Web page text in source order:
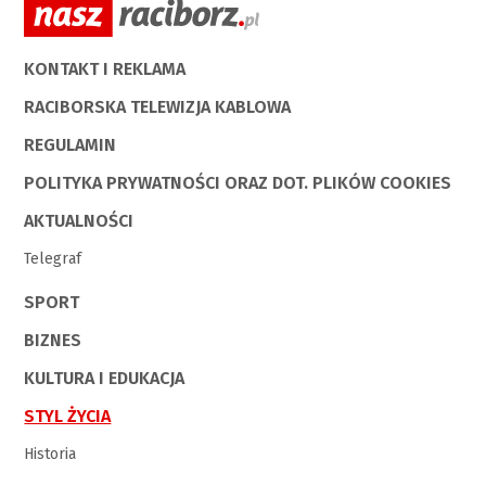
KONTAKT I REKLAMA
RACIBORSKA TELEWIZJA KABLOWA
REGULAMIN
POLITYKA PRYWATNOŚCI ORAZ DOT. PLIKÓW COOKIES
AKTUALNOŚCI
Telegraf
SPORT
BIZNES
KULTURA I EDUKACJA
STYL ŻYCIA
Historia